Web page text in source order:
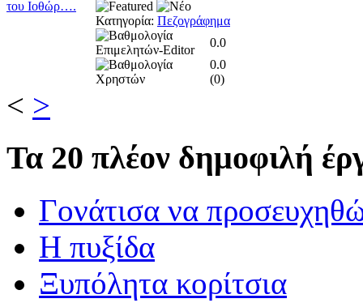
Κατηγορία: Πεζογράφημα
0.0
0.0
(0)
< >
Τα 20 πλέον δημοφιλή
Γονάτισα να
Η πυξίδα
Ξυπόλητα κορίτσια